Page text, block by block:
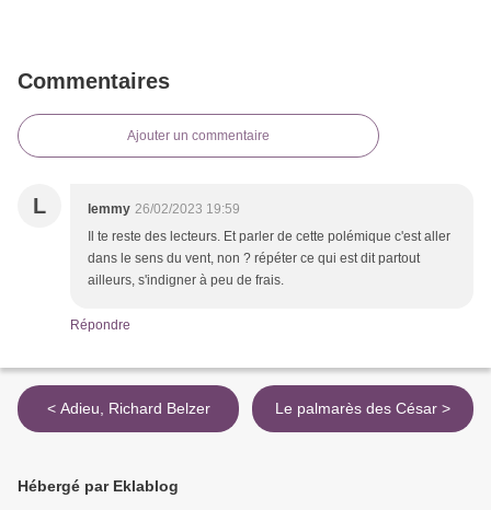
Commentaires
Ajouter un commentaire
L lemmy 26/02/2023 19:59
Il te reste des lecteurs. Et parler de cette polémique c'est aller
dans le sens du vent, non ? répéter ce qui est dit partout
ailleurs, s'indigner à peu de frais.
Répondre
< Adieu, Richard Belzer Le palmarès des César >
Hébergé par Eklablog